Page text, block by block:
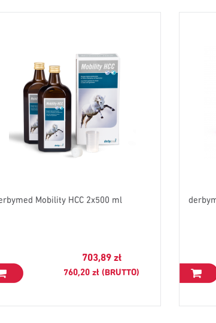
Mobility HCC 2x500 ml
703,89 zł
760,20 zł (BRUTTO)